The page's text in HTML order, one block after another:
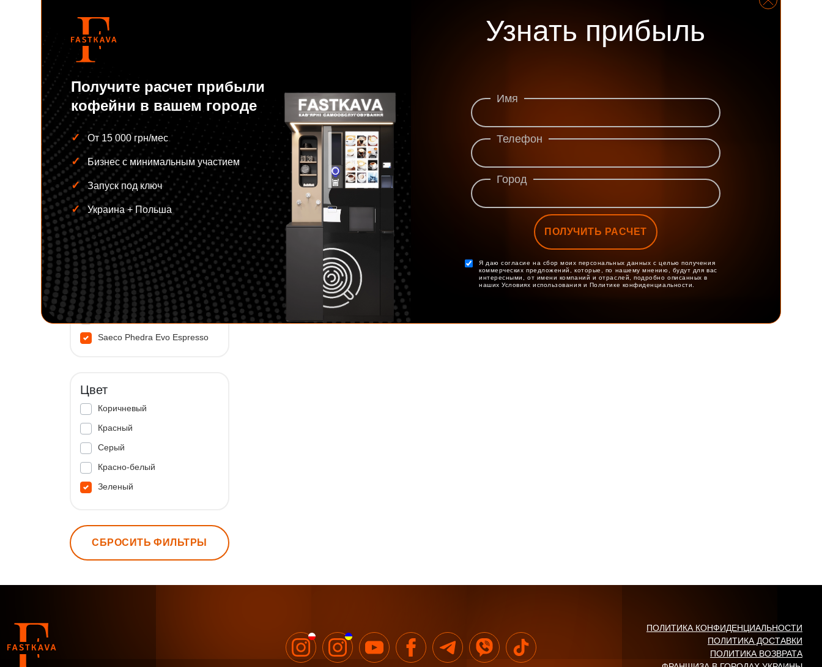
Оснащение
С купюроприемником
Безналичные
Сенсорный экран
Тип кофемашины
Azkoyen Vitro S1
Azkoyen Vitro X1
Azkoyen Vitro S5
Jetinno JL22
Jetinno JL300
Saeco Iperautomatica
Jetinno JL28
Saeco Phedra Evo Espresso
Цвет
Коричневый
Красный
Серый
Красно-белый
Зеленый
СБРОСИТЬ ФИЛЬТРЫ
3900$
Получите расчет прибыли
кофейни в вашем городе
От 15 000 грн/мес
Бизнес с минимальным участием
Запуск под ключ
Украина + Польша
Узнать прибыль
Имя
Телефон
Город
ПОЛУЧИТЬ РАСЧЕТ
Я даю согласие на сбор моих персональных данных с целью получения
коммерческих предложений, которые, по нашему мнению, будут для вас
интересными, от имени компаний и отраслей, подробно описанных в
наших Условиях использования и Политике конфиденциальности.
ПОЛИТИКА КОНФИДЕНЦИАЛЬНОСТИ
ПОЛИТИКА ДОСТАВКИ
ПОЛИТИКА ВОЗВРАТА